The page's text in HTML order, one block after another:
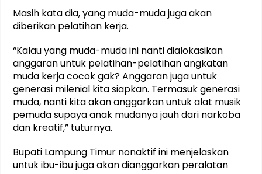
Masih kata dia, yang muda-muda juga akan
diberikan pelatihan kerja.
“Kalau yang muda-muda ini nanti dialokasikan
anggaran untuk pelatihan-pelatihan angkatan
muda kerja cocok gak? Anggaran juga untuk
generasi milenial kita siapkan. Termasuk generasi
muda, nanti kita akan anggarkan untuk alat musik
pemuda supaya anak mudanya jauh dari narkoba
dan kreatif,” tuturnya.
Bupati Lampung Timur nonaktif ini menjelaskan
untuk ibu-ibu juga akan dianggarkan peralatan